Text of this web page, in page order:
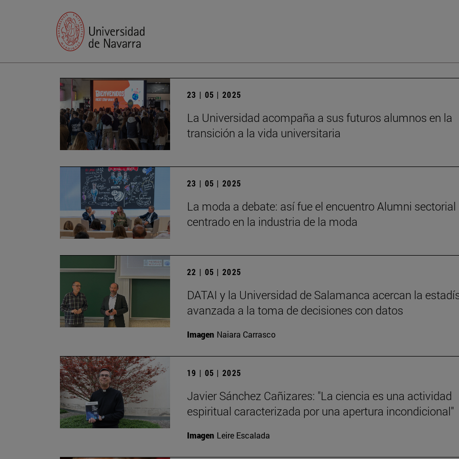
23 | 05 | 2025
La Universidad acompaña a sus futuros alumnos en la
transición a la vida universitaria
23 | 05 | 2025
La moda a debate: así fue el encuentro Alumni sectorial
centrado en la industria de la moda
22 | 05 | 2025
DATAI y la Universidad de Salamanca acercan la
avanzada a la toma de decisiones con datos
Imagen Naiara Carrasco
19 | 05 | 2025
Javier Sánchez Cañizares: "La ciencia es una actividad
espiritual caracterizada por una apertura incondicional"
Imagen Leire Escalada